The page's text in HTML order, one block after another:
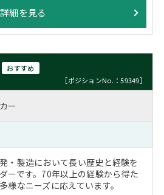
詳細を見る
おすすめ
［ポジションNo.：59349］
ー
・製造において長い歴史と経験を
ーです。70年以上の経験から得た
様なニーズに応えています。